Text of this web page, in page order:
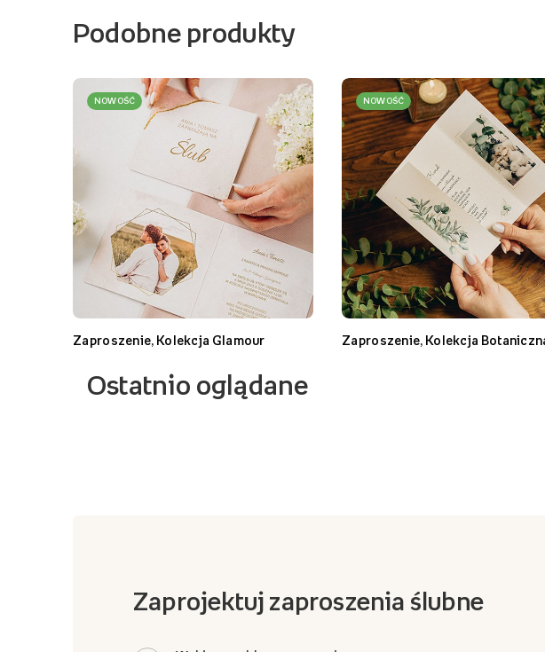
Podobne produkty
NOWOŚĆ
Zaproszenie, Kolekcja Glamour
NOWOŚĆ
Zaproszenie, Kolekcja Botaniczna
Ostatnio oglądane
Zaprojektuj zaproszenia ślubne